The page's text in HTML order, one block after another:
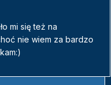
mi się też na
nie wiem za bardzo